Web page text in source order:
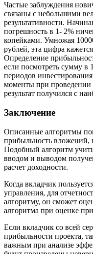
Частые заблуждения
связаны с небольшими
результативности.
погрешность в 1- 2%
копейками. Умножая
рублей, эта цифра
Определение
если посмотреть сумму в
периодов
моменты при проведении
результат получился с
Заключение
Описанные алгоритмы
прибыльность вложений,
Подобный алгоритм
вводом и выводом
расчет доходности.
Когда вкладчик
управления, для
алгоритму, он сможет
алгоритма при оценке
Если вкладчик со всей
прибыльности проекта,
важным при анализе